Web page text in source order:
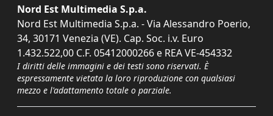
Nord Est Multimedia S.p.a.
Nord Est Multimedia S.p.a. - Via Alessandro Poerio,
34, 30171 Venezia (VE). Cap. Soc. i.v. Euro
1.432.522,00 C.F. 05412000266 e REA VE-454332
I diritti delle immagini e dei testi sono riservati. È
espressamente vietata la loro riproduzione con qualsiasi
mezzo e l'adattamento totale o parziale.